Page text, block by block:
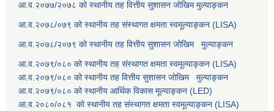
आ.व.२०७७/२०७८ को स्थानीय तह वित्तीय सुशासन जोखिम मुल्याङ्कन
आ.व.२०७८/०७९ को स्थानीय तह संस्थागत क्षमता स्वमूल्याङ्कन (LISA)
आ.व.२०७८/२०७९ को स्थानीय तह वित्तीय सुशासन जोखिम मुल्याङ्कन
आ.व.२०७९/०८० को स्थानीय तह संस्थागत क्षमता स्वमूल्याङ्कन (LISA)
आ.व.२०७९/०८० को स्थानीय तह वित्तीय सुशासन जोखिम मुल्याङ्कन
आ.व.२०७९/०८० को स्थानीय आर्थिक विकास मूल्याङ्कन (LED)
आ.व.२०८०/०८१ को स्थानीय तह संस्थागत क्षमता स्वमूल्याङ्कन (LISA)